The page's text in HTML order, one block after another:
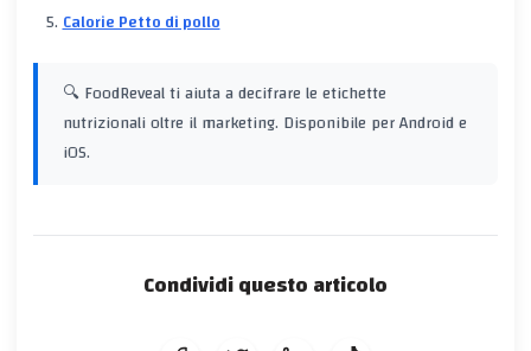
Calorie Petto di pollo
🔍 FoodReveal ti aiuta a decifrare le etichette
nutrizionali oltre il marketing. Disponibile per Android e
iOS.
Condividi questo articolo